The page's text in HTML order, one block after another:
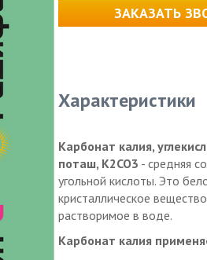
ЗАКАЗАТЬ
Характеристики
Карбонат калия,
поташ, K2CO3 - средняя
угольной кислоты. Это
кристаллическое
растворимое в воде.
Карбонат калия